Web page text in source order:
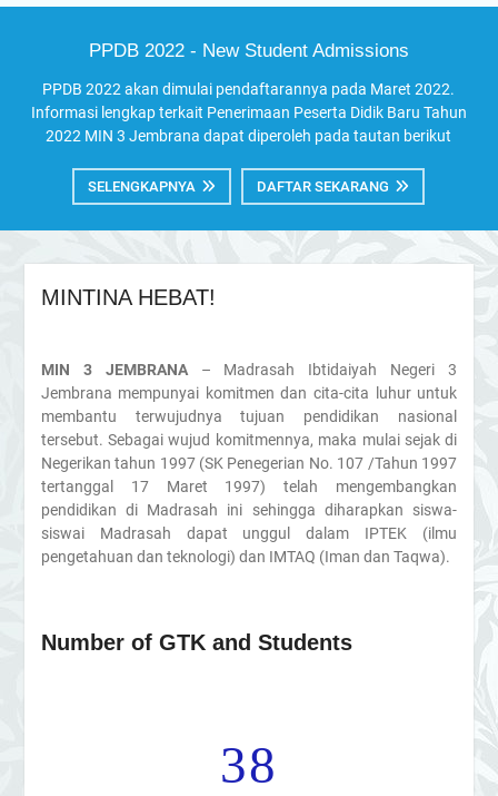
PPDB 2022 - New Student Admissions
PPDB 2022 akan dimulai pendaftarannya pada Maret 2022.
Informasi lengkap terkait Penerimaan Peserta Didik Baru Tahun
2022 MIN 3 Jembrana dapat diperoleh pada tautan berikut
SELENGKAPNYA DAFTAR SEKARANG
MINTINA HEBAT!
MIN 3 JEMBRANA– Madrasah Ibtidaiyah Negeri 3
Jembrana mempunyai komitmen dan cita-cita luhur untuk
membantu terwujudnya tujuan pendidikan nasional
tersebut. Sebagai wujud komitmennya, maka mulai sejak di
Negerikan tahun 1997 (SK Penegerian No. 107 /Tahun 1997
tertanggal 17 Maret 1997) telah mengembangkan
pendidikan di Madrasah ini sehingga diharapkan siswa-
siswai Madrasah dapat unggul dalam IPTEK (ilmu
pengetahuan dan teknologi) dan IMTAQ (Iman dan Taqwa).
Number of GTK and Students
38